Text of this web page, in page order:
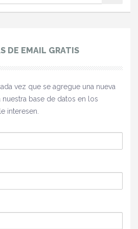
DE EMAIL GRATIS
vez que se agregue una nueva
base de datos en los
interesen.